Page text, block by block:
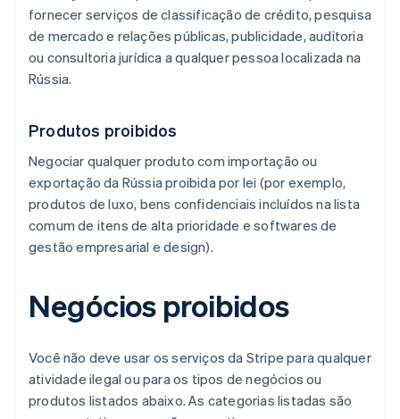
fornecer serviços de classificação de crédito, pesquisa
de mercado e relações públicas, publicidade, auditoria
ou consultoria jurídica a qualquer pessoa localizada na
Rússia.
Produtos proibidos
Negociar qualquer produto com importação ou
exportação da Rússia proibida por lei (por exemplo,
produtos de luxo, bens confidenciais incluídos na lista
comum de itens de alta prioridade e softwares de
gestão empresarial e design).
Negócios proibidos
Você não deve usar os serviços da Stripe para qualquer
atividade ilegal ou para os tipos de negócios ou
produtos listados abaixo. As categorias listadas são